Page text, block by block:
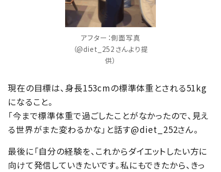
アフター：側面写真
（@diet_252さんより提
供）
現在の目標は、身長153cmの標準体重とされる51kg
になること。
「今まで標準体重で過ごしたことがなかったので、見え
る世界がまた変わるかな」と話す@diet_252さん。
最後に「自分の経験を、これからダイエットしたい方に
向けて発信していきたいです。私にもできたから、きっ